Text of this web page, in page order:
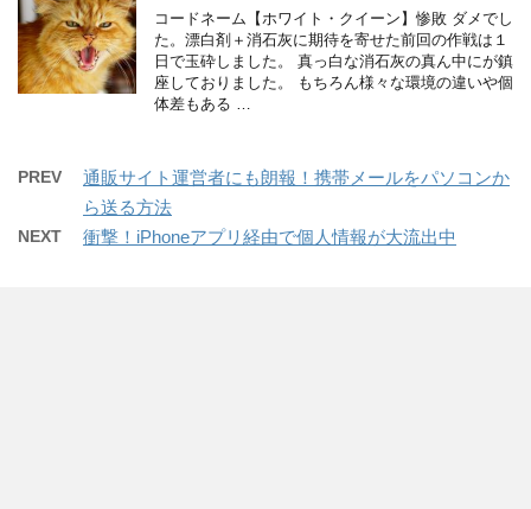
コードネーム【ホワイト・クイーン】惨敗 ダメでし
た。漂白剤＋消石灰に期待を寄せた前回の作戦は１
日で玉砕しました。 真っ白な消石灰の真ん中にが鎮
座しておりました。 もちろん様々な環境の違いや個
体差もある …
PREV
通販サイト運営者にも朗報！携帯メールをパソコンか
ら送る方法
NEXT 衝撃！iPhoneアプリ経由で個人情報が大流出中